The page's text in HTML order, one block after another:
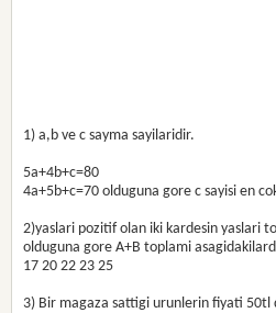
1) a,b ve c sayma sayilaridir.
5a+4b+c=80
4a+5b+c=70 olduguna gore c sayisi en
2)yaslari pozitif olan iki kardesin yaslari
olduguna gore A+B toplami
17 20 22 23 25
3) Bir magaza sattigi urunlerin fiyati